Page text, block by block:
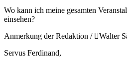
Wo kann ich meine gesamten
einsehen?
Anmerkung der Redaktion /
Walter
Servus Ferdinand,